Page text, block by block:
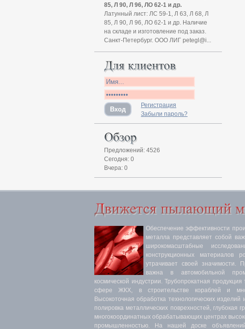
85, Л 90, Л 96, ЛО 62-1 и др.
Латунный лист: ЛС 59-1, Л 63, Л 68, Л
85, Л 90, Л 96, ЛО 62-1 и др. Наличие
на складе и изготовление под заказ.
Санкт-Петербург. ООО ЛИГ petegl@i...
Регистрация
Забыли пароль?
Предложений: 4526
Сегодня: 0
Вчера: 0
Обеспечение эффективности
металла представляет собой
широкомасштабные
конструкционных материалов
утрачивает своей значимости.
важна в автомобильной
космической индустрии. Трубопрокатная
сфере ЖКХ, в строительстве кораблей и
Высокоточная обработка технологических
полировка металлических поврехностей, глубокая
многокоординатных обрабатывающих центрах
промышленностью. На нашей доске